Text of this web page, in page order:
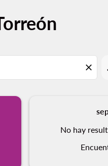
close
No hay